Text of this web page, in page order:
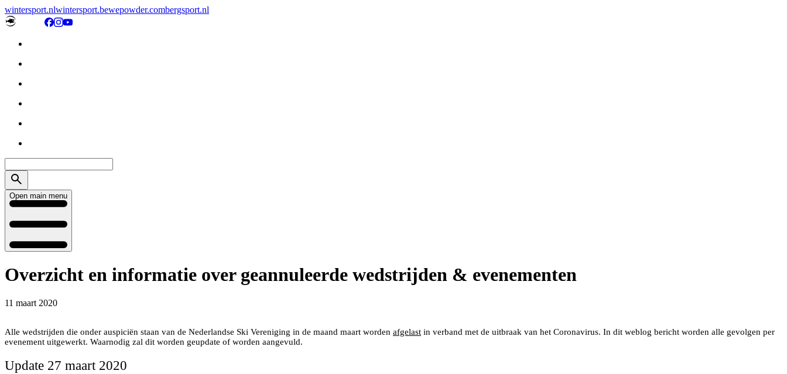
wintersport.nlwintersport.bewepowder.combergsport.nl
Open main menu
Overzicht en informatie over geannuleerde wedstrijden & evenementen
11 maart 2020
Alle wedstrijden die onder auspiciën staan van de Nederlandse Ski Vereniging in de maand maart worden afgelast in verband met de uitbraak van het Coronavirus. In dit weblog bericht worden alle gevolgen per
evenement uitgewerkt. Waarnodig zal dit worden geupdate of worden aangevuld.
Update 27 maart 2020